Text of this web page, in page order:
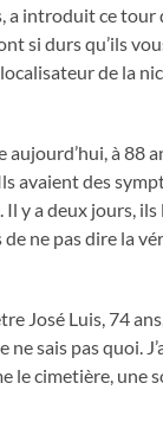
a introduit ce tour
si durs qu’ils
de la
à 88
avaient des
y a deux jours,
ne pas dire la
José Luis, 74
sais pas quoi.
le cimetière, une